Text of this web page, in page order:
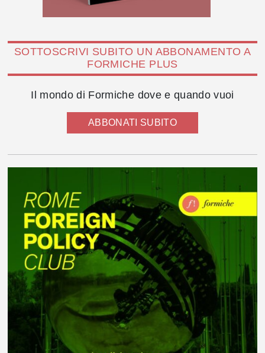
SOTTOSCRIVI SUBITO UN ABBONAMENTO A
FORMICHE PLUS
Il mondo di Formiche dove e quando vuoi
ABBONATI SUBITO